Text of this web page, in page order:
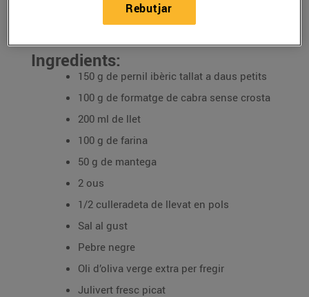
Ingredients:
150 g de pernil ibèric tallat a daus petits
100 g de formatge de cabra sense crosta
200 ml de llet
100 g de farina
50 g de mantega
2 ous
1/2 culleradeta de llevat en pols
Sal al gust
Pebre negre
Oli d’oliva verge extra per fregir
Julivert fresc picat
Rebutjar